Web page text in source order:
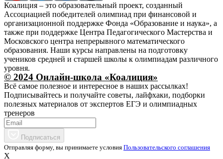
Коалиция – это образовательный проект, созданный
Ассоциацией победителей олимпиад при финансовой и
организационной поддержке Фонда «Образование и наука», а
также при поддержке Центра Педагогического Мастерства и
Московского центра непрерывного математического
образования. Наши курсы направлены на подготовку
учеников средней и старшей школы к олимпиадам различного
уровня.
© 2024 Онлайн-школа «Коалиция»
Всё самое полезное и интересное в наших рассылках!
Подписывайтесь и получайте советы, лайфхаки, подборки
полезных материалов от экспертов ЕГЭ и олимпиадных
тренеров
Подписаться
Отправляя форму, вы принимаете условия Пользовательского соглашения
X